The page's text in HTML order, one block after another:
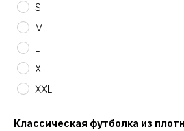
S
M
L
XL
XXL
Классическая футболка из